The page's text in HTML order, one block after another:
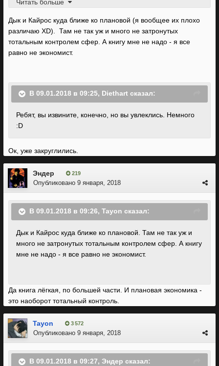
взгляды опровергает. Там и про Советский Союз есть,
Читать больше
Дык и Кайрос куда ближе ко плановой (я вообщее их плохо
различаю XD). Там не так уж и много не затронутых
тотальным контролем сфер. А книгу мне не надо - я все
равно не экономист.
В 09.01.2018 в 09:25, Diethart сказал:
Ребят, вы извините, конечно, но вы увлеклись. Немного
:D
Ок, уже закруглились.
Эндер 219
Опубликовано 9 января, 2018
В 09.01.2018 в 09:26, Tayon сказал:
Дык и Кайрос куда ближе ко плановой. Там не так уж и
много не затронутых тотальным контролем сфер. А книгу
мне не надо - я все равно не экономист.
Да книга лёгкая, по большей части. И плановая экономика -
это наоборот тотальный контроль.
Tayon 3 572
Опубликовано 9 января, 2018
В 09.01.2018 в 09:27, Эндер сказал: